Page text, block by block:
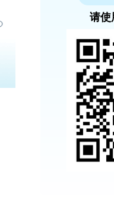
请使